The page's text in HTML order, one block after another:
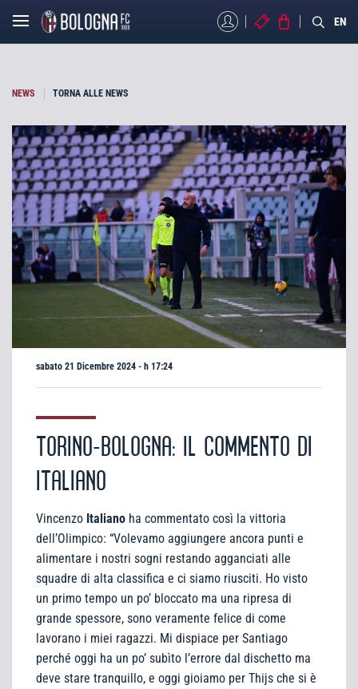
MYBFCBIGLIETTI
STORE EN
NEWS TORNA ALLE NEWS
sabato 21 Dicembre 2024 - h 17:24
TORINO-BOLOGNA: IL COMMENTO DI
ITALIANO
Vincenzo Italiano ha commentato così la vittoria
dell’Olimpico: “Volevamo aggiungere ancora punti e
alimentare i nostri sogni restando agganciati alle
squadre di alta classifica e ci siamo riusciti. Ho visto
un primo tempo un po’ bloccato ma una ripresa di
grande spessore, sono veramente felice di come
lavorano i miei ragazzi. Mi dispiace per Santiago
perché oggi ha un po’ subìto l’errore dal dischetto ma
deve stare tranquillo, e oggi gioiamo per Thijs che si è